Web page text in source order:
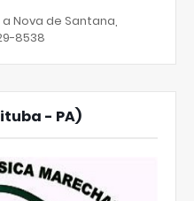
Nova de Santana,
8538
- PA)